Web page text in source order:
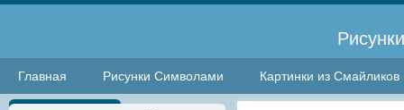
Главная Рисунки Символами Картинки из Смайликов